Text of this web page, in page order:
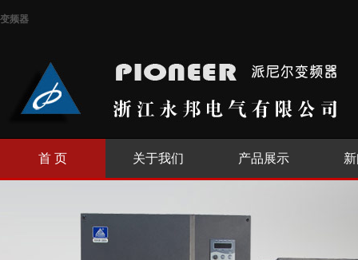
变频器
首 页 关于我们 产品展示